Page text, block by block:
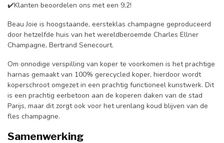
✔️Klanten beoordelen ons met een 9,2!
Beau Joie is hoogstaande, eersteklas champagne geproduceerd
door hetzelfde huis van het wereldberoemde Charles Ellner
Champagne, Bertrand Senecourt.
Om onnodige verspilling van koper te voorkomen is het prachtige
harnas gemaakt van 100% gerecycled koper, hierdoor wordt
koperschroot omgezet in een prachtig functioneel kunstwerk. Dit
is een prachtig eerbetoon aan de koperen daken van de stad
Parijs, maar dit zorgt ook voor het urenlang koud blijven van de
fles champagne.
Samenwerking